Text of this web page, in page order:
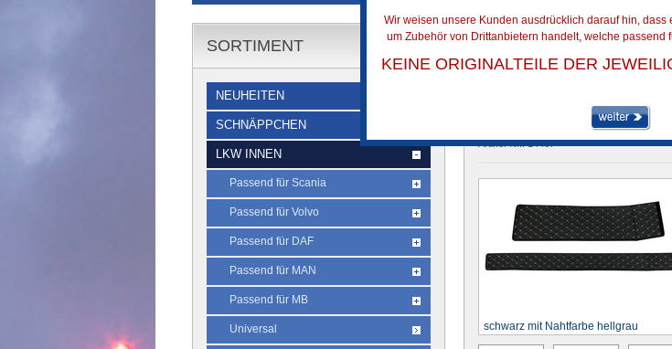
ARTIKELDETAILS
Sitzsockel passend für
Drittanbieter, kein
Artikel-Nr.:14467
schwarz mit Nahtfarbe hellgrau
SORTIMENT
NEUHEITEN
SCHNÄPPCHEN
LKW INNEN
Passend für Scania
Passend für Volvo
Passend für DAF
Passend für MAN
Passend für MB
Universal
Wir weisen unsere Kunden ausdrücklich darauf hin, dass
um Zubehör von Drittanbietern handelt, welche passend
KEINE ORIGINALTEILE DER